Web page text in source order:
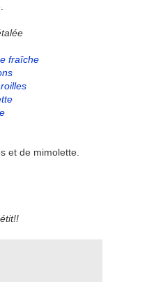
fraîche
et de mimolette.